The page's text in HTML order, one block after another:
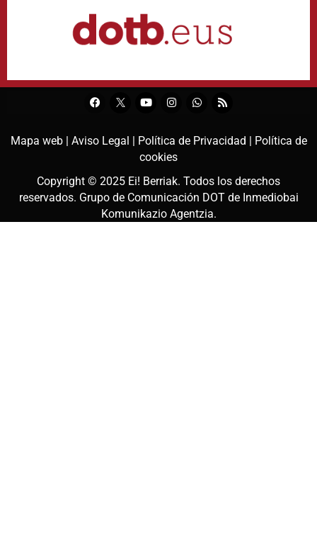
Mapa web | Aviso Legal | Política de Privacidad | Política de
cookies
Copyright © 2025 Ei! Berriak. Todos los derechos
reservados. Grupo de Comunicación DOT de Inmediobai
Komunikazio Agentzia.